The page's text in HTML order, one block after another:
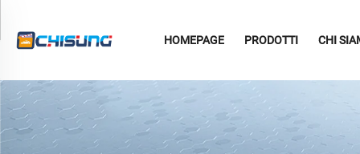
HOMEPAGE PRODOTTI CHI